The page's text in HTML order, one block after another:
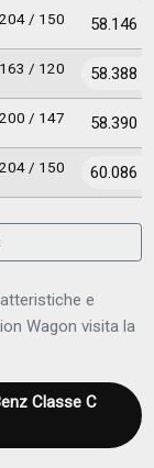
204 / 150 58.146 €
163 / 120 58.388 €
200 / 147 58.390 €
204 / 150 60.086 €
e
Wagon visita la
Classe C